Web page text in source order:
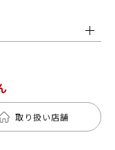
取り扱い店舗